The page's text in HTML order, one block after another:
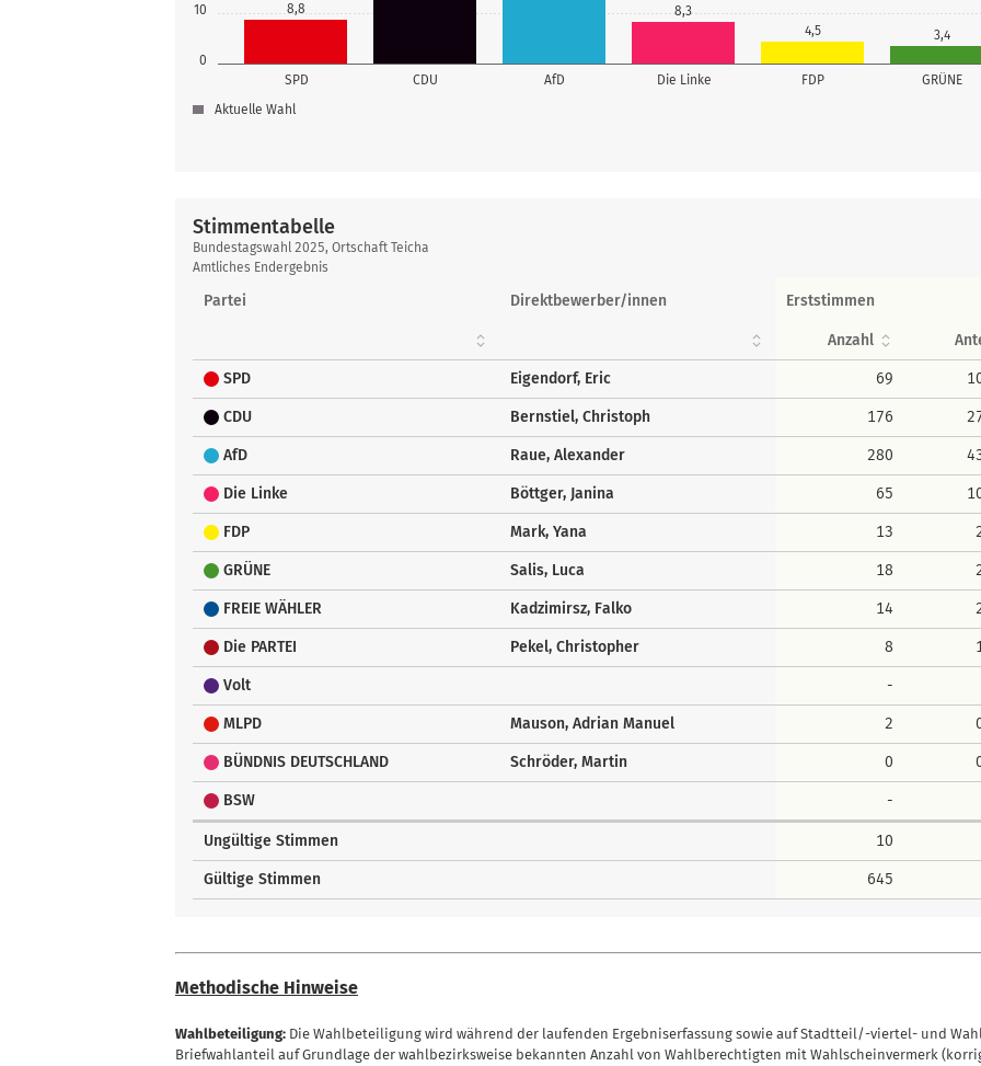
0
10
SPD CDU AfD Die Linke FDP GRÜNE
8,8
8,3
4,5
3,4
Aktuelle Wahl
Stimmentabelle
Stimmentabelle
Bundestagswahl 2025, Ortschaft Teicha
Amtliches Endergebnis
Partei Direktbewerber/innen Erststimmen
Anzahl
SPD Eigendorf, Eric 69
CDU Bernstiel, Christoph 176
AfD Raue, Alexander 280
Die Linke Böttger, Janina 65
FDP Mark, Yana 13
GRÜNE Salis, Luca 18
FREIE WÄHLER Kadzimirsz, Falko 14
Die PARTEI Pekel, Christopher 8
Volt -
MLPD Mauson, Adrian Manuel 2
BÜNDNIS DEUTSCHLAND Schröder, Martin 0
BSW -
Ungültige Stimmen 10
Gültige Stimmen 645
Methodische Hinweise
Wahlbeteiligung: Die Wahlbeteiligung wird während der laufenden Ergebniserfassung sowie auf Stadtteil/-viertel- und
Briefwahlanteil auf Grundlage der wahlbezirksweise bekannten Anzahl von Wahlberechtigten mit Wahlscheinvermerk